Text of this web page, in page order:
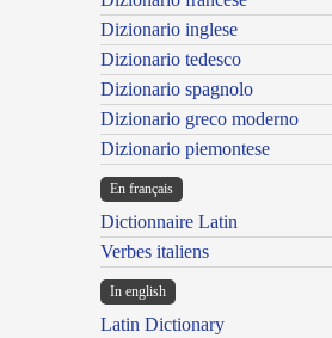
Dizionario inglese
Dizionario tedesco
Dizionario spagnolo
Dizionario greco moderno
Dizionario piemontese
En français
Dictionnaire Latin
Verbes italiens
In english
Latin Dictionary